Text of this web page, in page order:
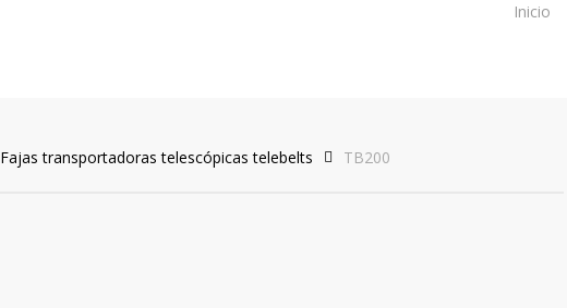
Inicio
Fajas transportadoras telescópicas telebelts TB200